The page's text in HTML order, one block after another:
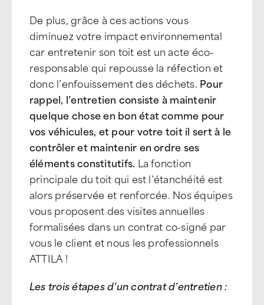
De plus, grâce à ces actions vous
diminuez votre impact environnemental
car entretenir son toit est un acte éco-
responsable qui repousse la réfection et
donc l’enfouissement des déchets. Pour
rappel, l’entretien consiste à maintenir
quelque chose en bon état comme pour
vos véhicules, et pour votre toit il sert à le
contrôler et maintenir en ordre ses
éléments constitutifs. La fonction
principale du toit qui est l’étanchéité est
alors préservée et renforcée. Nos équipes
vous proposent des visites annuelles
formalisées dans un contrat co-signé par
vous le client et nous les professionnels
ATTILA !
Les trois étapes d’un contrat d’entretien :